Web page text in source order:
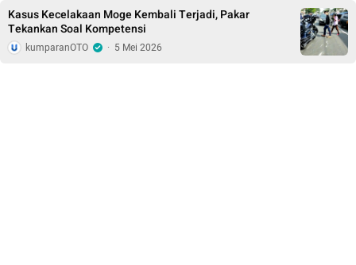
Kasus Kecelakaan Moge Kembali Terjadi, Pakar
Tekankan Soal Kompetensi
kumparanOTO · 5 Mei 2026